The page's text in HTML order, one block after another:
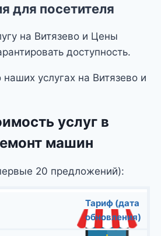
для посетителя
на Витязево и Цены
доступность.
услугах на Витязево и
услуг в
машин
20 предложений):
Тариф (дата
обновления)